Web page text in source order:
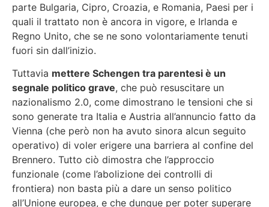
parte Bulgaria, Cipro, Croazia, e Romania, Paesi per i
quali il trattato non è ancora in vigore, e Irlanda e
Regno Unito, che se ne sono volontariamente tenuti
fuori sin dall’inizio.
Tuttavia mettere Schengen tra parentesi è un
segnale politico grave, che può resuscitare un
nazionalismo 2.0, come dimostrano le tensioni che si
sono generate tra Italia e Austria all’annuncio fatto da
Vienna (che però non ha avuto sinora alcun seguito
operativo) di voler erigere una barriera al confine del
Brennero. Tutto ciò dimostra che l’approccio
funzionale (come l’abolizione dei controlli di
frontiera) non basta più a dare un senso politico
all’Unione europea, e che dunque per poter superare